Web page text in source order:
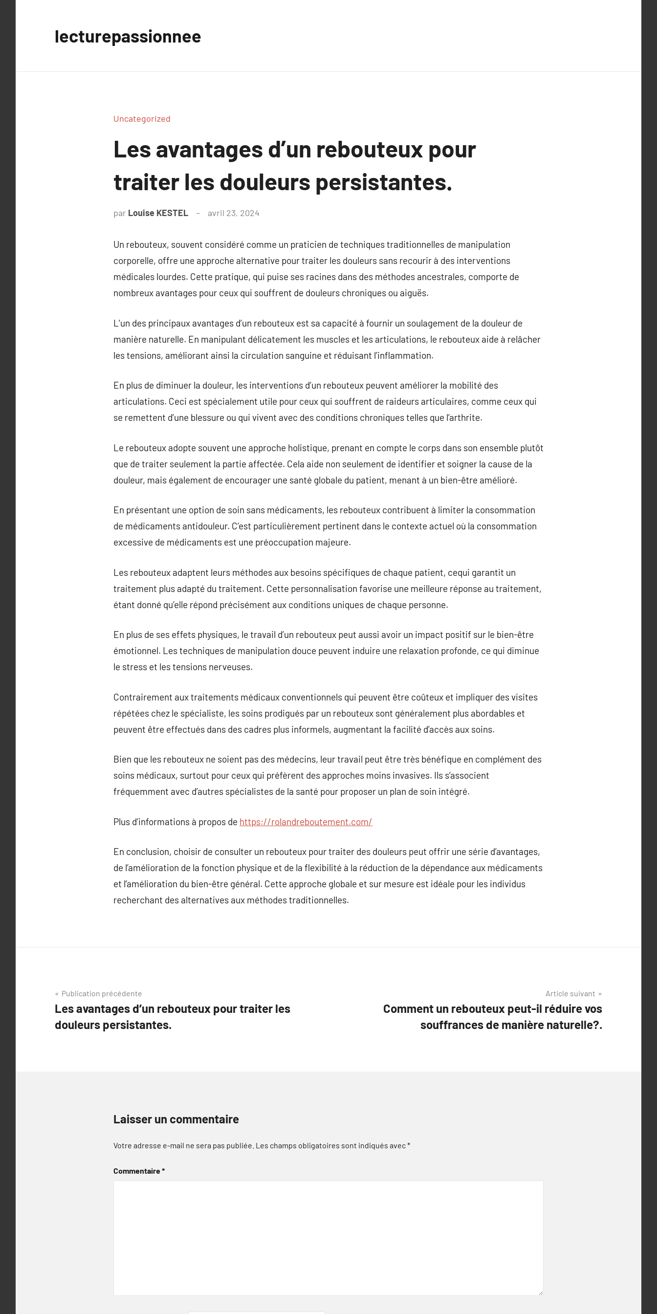
lecturepassionnee
Uncategorized
Les avantages d’un rebouteux pour
traiter les douleurs persistantes.
par Louise KESTEL avril 23, 2024
Un rebouteux, souvent considéré comme un praticien de techniques traditionnelles de manipulation
corporelle, offre une approche alternative pour traiter les douleurs sans recourir à des interventions
médicales lourdes. Cette pratique, qui puise ses racines dans des méthodes ancestrales, comporte de
nombreux avantages pour ceux qui souffrent de douleurs chroniques ou aiguës.
L’un des principaux avantages d’un rebouteux est sa capacité à fournir un soulagement de la douleur de
manière naturelle. En manipulant délicatement les muscles et les articulations, le rebouteux aide à relâcher
les tensions, améliorant ainsi la circulation sanguine et réduisant l’inflammation.
En plus de diminuer la douleur, les interventions d’un rebouteux peuvent améliorer la mobilité des
articulations. Ceci est spécialement utile pour ceux qui souffrent de raideurs articulaires, comme ceux qui
se remettent d’une blessure ou qui vivent avec des conditions chroniques telles que l’arthrite.
Le rebouteux adopte souvent une approche holistique, prenant en compte le corps dans son ensemble plutôt
que de traiter seulement la partie affectée. Cela aide non seulement de identifier et soigner la cause de la
douleur, mais également de encourager une santé globale du patient, menant à un bien-être amélioré.
En présentant une option de soin sans médicaments, les rebouteux contribuent à limiter la consommation
de médicaments antidouleur. C’est particulièrement pertinent dans le contexte actuel où la consommation
excessive de médicaments est une préoccupation majeure.
Les rebouteux adaptent leurs méthodes aux besoins spécifiques de chaque patient, cequi garantit un
traitement plus adapté du traitement. Cette personnalisation favorise une meilleure réponse au traitement,
étant donné qu’elle répond précisément aux conditions uniques de chaque personne.
En plus de ses effets physiques, le travail d’un rebouteux peut aussi avoir un impact positif sur le bien-être
émotionnel. Les techniques de manipulation douce peuvent induire une relaxation profonde, ce qui diminue
le stress et les tensions nerveuses.
Contrairement aux traitements médicaux conventionnels qui peuvent être coûteux et impliquer des visites
répétées chez le spécialiste, les soins prodigués par un rebouteux sont généralement plus abordables et
peuvent être effectués dans des cadres plus informels, augmentant la facilité d’accès aux soins.
Bien que les rebouteux ne soient pas des médecins, leur travail peut être très bénéfique en complément des
soins médicaux, surtout pour ceux qui préfèrent des approches moins invasives. Ils s’associent
fréquemment avec d’autres spécialistes de la santé pour proposer un plan de soin intégré.
Plus d’informations à propos de https://rolandreboutement.com/
En conclusion, choisir de consulter un rebouteux pour traiter des douleurs peut offrir une série d’avantages,
de l’amélioration de la fonction physique et de la flexibilité à la réduction de la dépendance aux médicaments
et l’amélioration du bien-être général. Cette approche globale et sur mesure est idéale pour les individus
recherchant des alternatives aux méthodes traditionnelles.
Navigation
de
l’article
Publication précédente
Les avantages d’un rebouteux pour traiter les
douleurs persistantes.
Article suivant
Comment un rebouteux peut-il réduire vos
souffrances de manière naturelle?.
Laisser un commentaire
Votre adresse e-mail ne sera pas publiée. Les champs obligatoires sont indiqués avec*
Commentaire*